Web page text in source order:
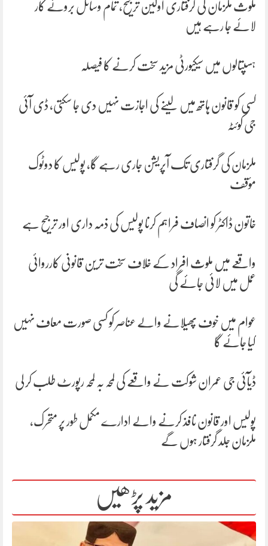
ملوث ملزمان کی گرفتاری اولین ترجیح، تمام وسائل بروئے کار
لائے جا رہے ہیں
ہسپتالوں میں سیکیورٹی مزید سخت کرنے کا فیصلہ
کسی کو قانون ہاتھ میں لینے کی اجازت نہیں دی جا سکتی، ڈی آئی
جی کوئٹہ
ملزمان کی گرفتاری تک آپریشن جاری رہے گا، پولیس کا دوٹوک
مؤقف
خاتون ڈاکٹر کو انصاف فراہم کرنا پولیس کی ذمہ داری اور ترجیح ہے
واقعے میں ملوث افراد کے خلاف سخت ترین قانونی کارروائی
عمل میں لائی جائے گی
عوام میں خوف پھیلانے والے عناصر کو کسی صورت معاف نہیں
کیا جائے گا
ڈیآئی جی عمران شوکت نے واقعے کی لمحہ بہ لمحہ رپورٹ طلب کر لی
پولیس اور قانون نافذ کرنے والے ادارے مکمل طور پر متحرک،
ملزمان جلد گرفتار ہوں گے
مزید پڑھیں